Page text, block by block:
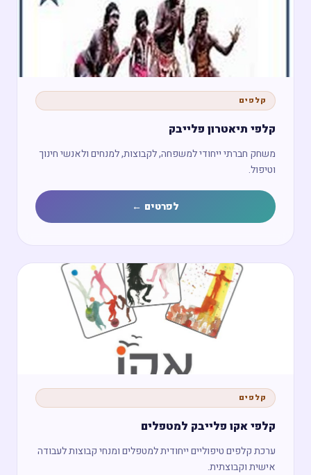
קלפים
קלפי תיאטרון פלייבק
משחק חברתי ייחודי למשפחה, לקבוצות, למנחים ולאנשי חינוך
וטיפול.
לפרטים ←
קלפים
קלפי אקו פלייבק למטפלים
ערכת קלפים טיפוליים ייחודית למטפלים ומנחי קבוצות לעבודה
אישית וקבוצתית.